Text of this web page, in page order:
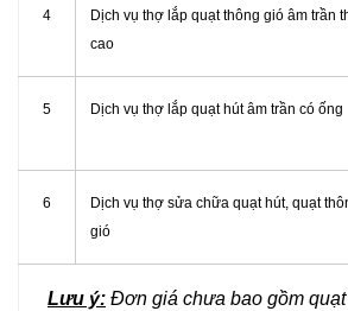
4
Dịch vụ thợ lắp quạt thông gió âm trần
cao
5 Dịch vụ thợ lắp quạt hút âm trần có ống
6
Dịch vụ thợ sửa chữa quạt hút, quạt
gió
Lưu ý: Đơn giá chưa bao gồm